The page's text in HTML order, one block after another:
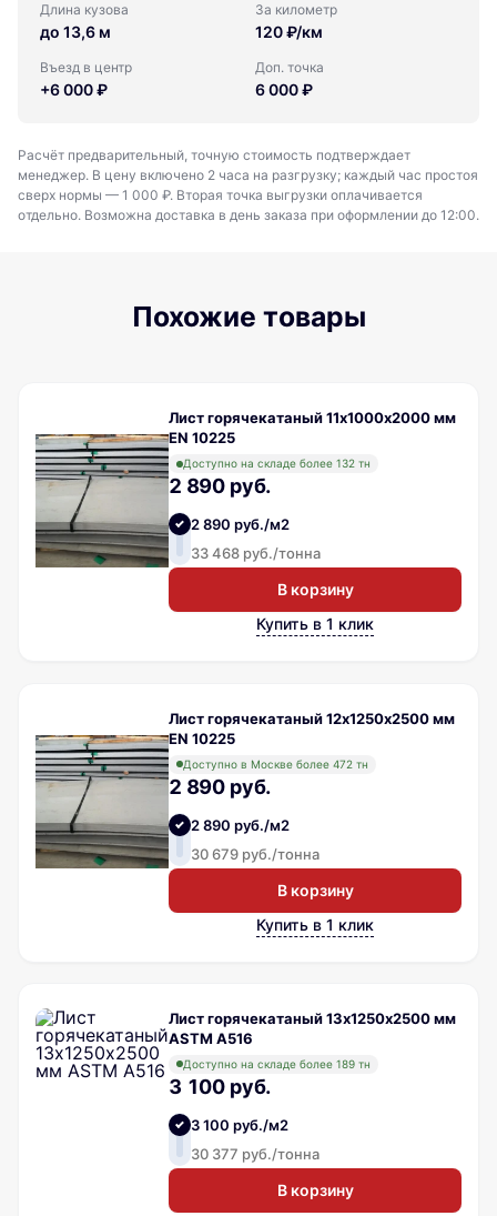
Длина кузова
до 13,6 м
За километр
120 ₽/км
Въезд в центр
+6 000 ₽
Доп. точка
6 000 ₽
Расчёт предварительный, точную стоимость подтверждает
менеджер. В цену включено 2 часа на разгрузку; каждый час простоя
сверх нормы — 1 000 ₽. Вторая точка выгрузки оплачивается
отдельно. Возможна доставка в день заказа при оформлении до 12:00.
Похожие товары
Лист горячекатаный 11х1000х2000 мм
EN 10225
Доступно на складе более 132 тн
2 890 руб.
2 890 руб./м2
33 468 руб./тонна
В корзину
Купить в 1 клик
Лист горячекатаный 12х1250х2500 мм
EN 10225
Доступно в Москве более 472 тн
2 890 руб.
2 890 руб./м2
30 679 руб./тонна
В корзину
Купить в 1 клик
Лист горячекатаный 13х1250х2500 мм
ASTM A516
Доступно на складе более 189 тн
3 100 руб.
3 100 руб./м2
30 377 руб./тонна
В корзину